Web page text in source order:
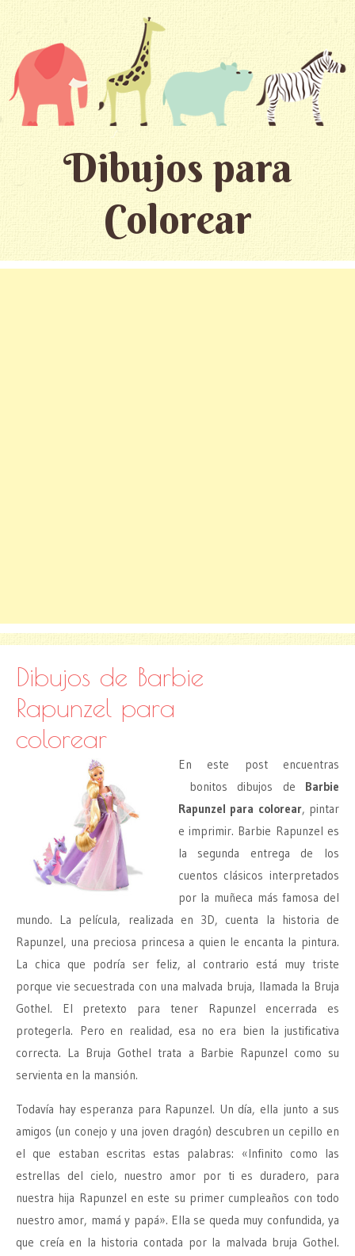
Dibujos para
Colorear
Dibujos de Barbie
Rapunzel para
colorear
En este post encuentras
bonitos dibujos de Barbie
Rapunzel para colorear, pintar
e imprimir. Barbie Rapunzel es
la segunda entrega de los
cuentos clásicos interpretados
por la muñeca más famosa del
mundo. La película, realizada en 3D, cuenta la historia de
Rapunzel, una preciosa princesa a quien le encanta la pintura.
La chica que podría ser feliz, al contrario está muy triste
porque vie secuestrada con una malvada bruja, llamada la Bruja
Gothel. El pretexto para tener Rapunzel encerrada es
protegerla. Pero en realidad, esa no era bien la justificativa
correcta. La Bruja Gothel trata a Barbie Rapunzel como su
servienta en la mansión.
Todavía hay esperanza para Rapunzel. Un día, ella junto a sus
amigos (un conejo y una joven dragón) descubren un cepillo en
el que estaban escritas estas palabras: «Infinito como las
estrellas del cielo, nuestro amor por ti es duradero, para
nuestra hija Rapunzel en este su primer cumpleaños con todo
nuestro amor, mamá y papá». Ella se queda muy confundida, ya
que creía en la historia contada por la malvada bruja Gothel.